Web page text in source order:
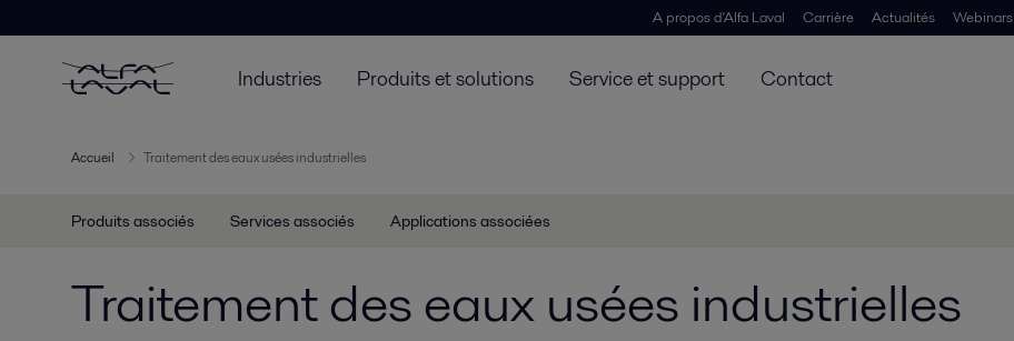
A propos d'Alfa Laval Carrière Actualités Webinars
Industries Produits et solutions Service et support Contact
Accueil Traitement des eaux usées industrielles
Produits associés Services associés Applications associées
Traitement des eaux usées industrielles